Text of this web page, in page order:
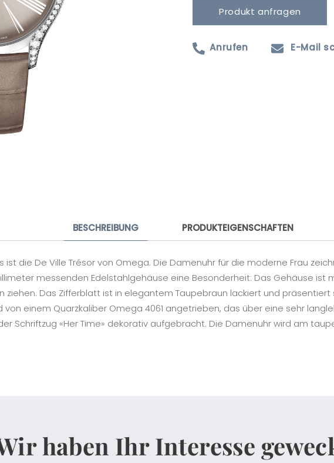
Produkt anfragen
Anrufen E-Mail
BESCHREIBUNG PRODUKTEIGENSCHAFTEN
die De Ville Trésor von Omega. Die Damenuhr für die moderne Frau
messenden Edelstahlgehäuse eine Besonderheit: Das Gehäuse ist
ziehen. Das Zifferblatt ist in elegantem Taupebraun lackiert und
von einem Quarzkaliber Omega 4061 angetrieben, das über eine sehr
Schriftzug «Her Time» dekorativ aufgebracht. Die Damenuhr wird am
haben Ihr Interesse